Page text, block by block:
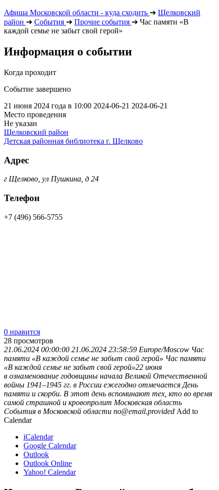
Афиша Московской области - куда сходить ➔ Щелковский
район ➔ События ➔ Прочие события ➔ Час памяти «В
каждой семье не забыт свой герой»
Информация о событии
Когда проходит
Событие завершено
21 июня 2024 года в 10:00 2024-06-21 2024-06-21
Место проведения
Не указан
Щелковский район
Детская районная библиотека г. Щелково
Адрес
г Щелково, ул Пушкина, д 24
Телефон
+7 (496) 566-5755
0 нравится
28 просмотров
21.06.2024 00:00:00 21.06.2024 23:58:59 Europe/Moscow Час
памяти «В каждой семье не забыт свой герой» Час памяти
«В каждой семье не забыт свой герой»22 июня
в ознаменование годовщины начала Великой Отечественной
войны 1941–1945 гг. в России ежегодно отмечается День
памяти и скорби. В этот день вспоминают тех, кто во время
самой страшной и кровопролит Московская область
События в Московской области no@email.provided Add to
Calendar
iCalendar
Google Calendar
Outlook
Outlook Online
Yahoo! Calendar